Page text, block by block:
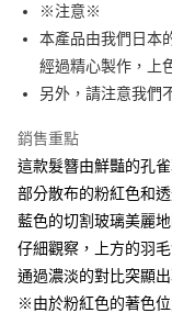
※注意※
本產品由我們日本
經過精心製作，上
另外，請注意我們
銷售重點
這款髮簪由鮮豔的孔
部分散布的粉紅色和
藍色的切割玻璃美麗
仔細觀察，上方的羽
通過濃淡的對比突顯
※由於粉紅色的著色